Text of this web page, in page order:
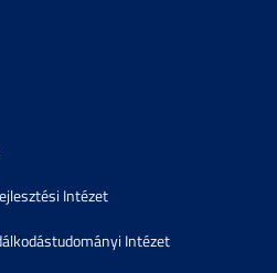
Intézet
Intézet